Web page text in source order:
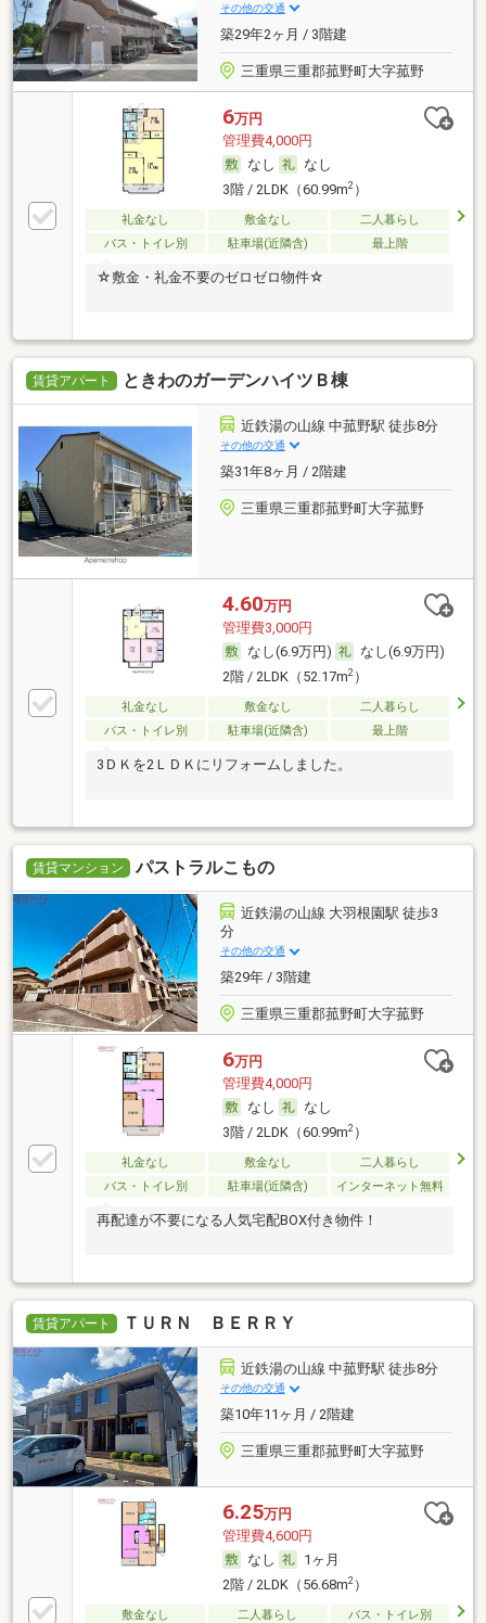
その他の交通
築29年2ヶ月 / 3階建
三重県三重郡菰野町大字菰野
6万円
管理費4,000円
なし
なし
3階 / 2LDK（60.99m2）
礼金なし 敷金なし
二人暮らし
バス・トイレ別
駐車場(近隣含) 最上階
☆敷金・礼金不要のゼロゼロ物件☆
賃貸アパート ときわのガーデンハイツＢ棟
近鉄湯の山線 中菰野駅 徒歩8分
その他の交通
築31年8ヶ月 / 2階建
三重県三重郡菰野町大字菰野
4.60万円
管理費3,000円
なし(6.9万円)
なし(6.9万円)
2階 / 2LDK（52.17m2）
礼金なし 敷金なし
二人暮らし
バス・トイレ別
駐車場(近隣含) 最上階
3ＤＫを2ＬＤＫにリフォームしました。
賃貸マンション パストラルこもの
近鉄湯の山線 大羽根園駅 徒歩3
分
その他の交通
築29年 / 3階建
三重県三重郡菰野町大字菰野
6万円
管理費4,000円
なし
なし
3階 / 2LDK（60.99m2）
礼金なし 敷金なし
二人暮らし
バス・トイレ別
駐車場(近隣含) インターネット無料
再配達が不要になる人気宅配BOX付き物件！
賃貸アパート ＴＵＲＮ ＢＥＲＲＹ
近鉄湯の山線 中菰野駅 徒歩8分
その他の交通
築10年11ヶ月 / 2階建
三重県三重郡菰野町大字菰野
6.25万円
管理費4,600円
なし
1ヶ月
2階 / 2LDK（56.68m2）
敷金なし 二人暮らし
バス・トイレ別